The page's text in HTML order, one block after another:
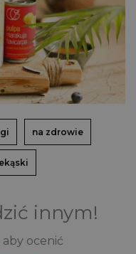
na zdrowie
innym!
ocenić